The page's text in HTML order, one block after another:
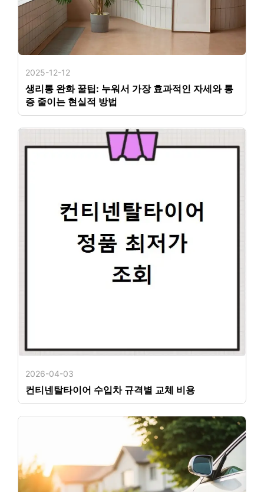
2025-12-12
생리통 완화 꿀팁: 누워서 가장 효과적인 자세와 통
증 줄이는 현실적 방법
2026-04-03
컨티넨탈타이어 수입차 규격별 교체 비용